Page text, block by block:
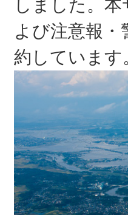
しました。
よび注意報・
約しています